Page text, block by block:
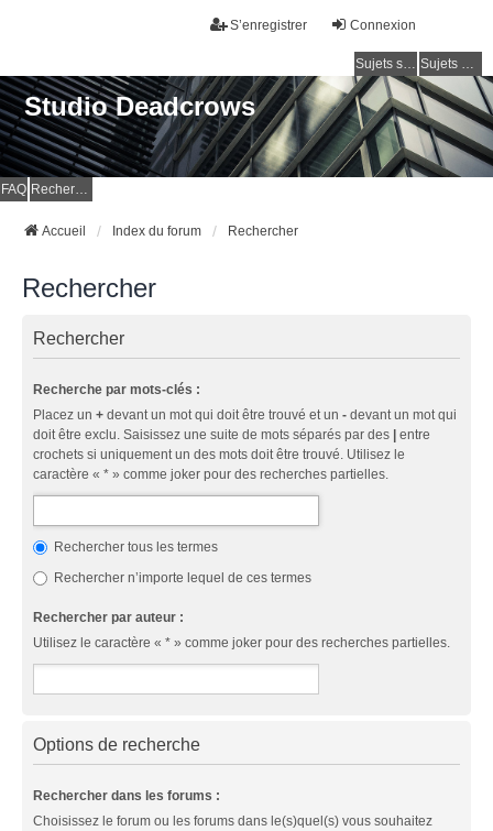
Connexion
S’enregistrer
Sujets sans réponse Sujets actifs
Studio Deadcrows
FAQ Rechercher
Accueil Index du forum Rechercher
Rechercher
Rechercher
Recherche par mots-clés :
Placez un + devant un mot qui doit être trouvé et un - devant un mot qui
doit être exclu. Saisissez une suite de mots séparés par des | entre
crochets si uniquement un des mots doit être trouvé. Utilisez le
caractère « * » comme joker pour des recherches partielles.
Rechercher tous les termes
Rechercher n’importe lequel de ces termes
Rechercher par auteur :
Utilisez le caractère « * » comme joker pour des recherches partielles.
Options de recherche
Rechercher dans les forums :
Choisissez le forum ou les forums dans le(s)quel(s) vous souhaitez